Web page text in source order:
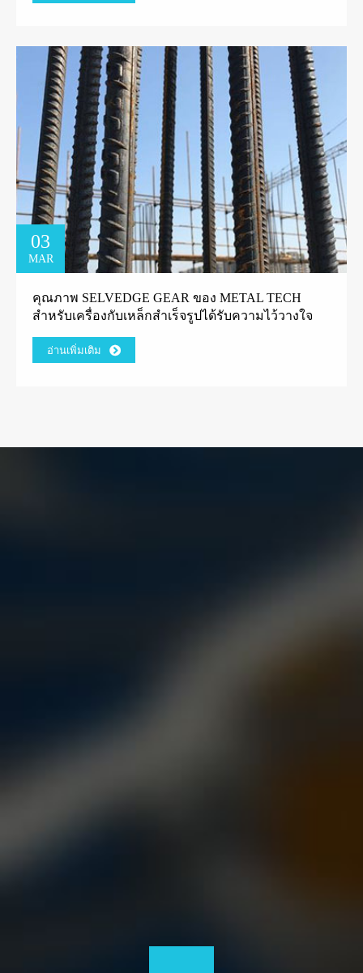
03
MAR
คุณภาพ SELVEDGE GEAR ของ METAL TECH
สำหรับเครื่องกับเหล็กสำเร็จรูปได้รับความไว้วางใจ
อ่านเพิ่มเติม